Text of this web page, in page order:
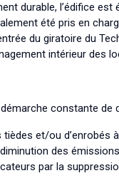
durable, l’édifice
été pris en
du giratoire du
intérieur des
constante de
et/ou d’enrobés
des
par la